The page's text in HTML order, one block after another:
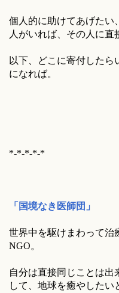
個人的に助けてあげたい
人がいれば、その人に直
以下、どこに寄付した
になれば。
*-*-*-*-*
「国境なき医師団」
世界中を駆けまわって治
NGO。
自分は直接同じことは出
して、地球を癒やしたい